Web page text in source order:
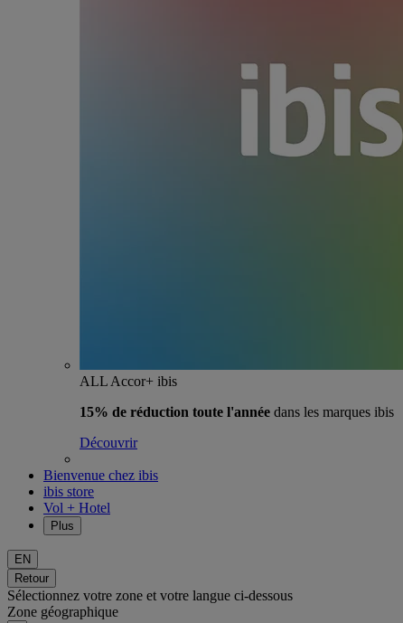
ALL Accor+ ibis
15% de réduction toute l'année dans les marques ibis
Découvrir
Bienvenue chez ibis
ibis store
Vol + Hotel
Plus
EN
Retour
Sélectionnez votre zone et votre langue ci-dessous
Zone géographique